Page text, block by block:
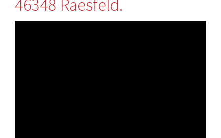
46348 Raesfeld.